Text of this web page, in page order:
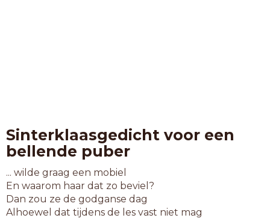
Sinterklaasgedicht voor een
bellende puber
... wilde graag een mobiel
En waarom haar dat zo beviel?
Dan zou ze de godganse dag
Alhoewel dat tijdens de les vast niet mag